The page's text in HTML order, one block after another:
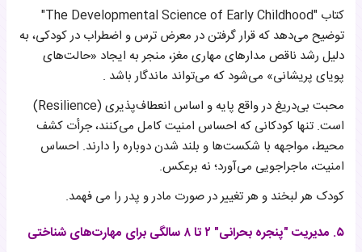
کتاب "The Developmental Science of Early Childhood"
توضیح می‌دهد که قرار گرفتن در معرض ترس و اضطراب در کودکی، به
دلیل رشد ناقص مدارهای مهاری مغز، منجر به ایجاد «حالت‌های
پویای پریشانی» می‌شود که می‌تواند ماندگار باشد .
محبت بی‌دریغ در واقع پایه و اساس انعطاف‌پذیری (Resilience)
است. تنها کودکانی که احساس امنیت کامل می‌کنند، جرأت کشف
محیط، مواجهه با شکست‌ها و بلند شدن دوباره را دارند. احساس
امنیت، ماجراجویی می‌آورد؛ نه برعکس.
کودک هر لبخند و هر تغییر در صورت مادر و پدر را می فهمد.
۵. مدیریت "پنجره بحرانی" ۲ تا ۸ سالگی برای مهارت‌های شناختی